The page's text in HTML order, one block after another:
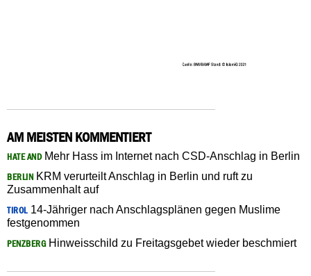
AM MEISTEN KOMMENTIERT
HATE ANDMehr Hass im Internet nach CSD-Anschlag in Berlin
BERLIN KRM verurteilt Anschlag in Berlin und ruft zu
Zusammenhalt auf
TIROL14-Jähriger nach Anschlagsplänen gegen Muslime
festgenommen
PENZBERGHinweisschild zu Freitagsgebet wieder beschmiert